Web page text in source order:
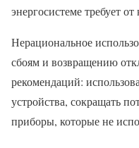
энергосистеме требует
Нерациональное
сбоям и возвращению
рекомендаций:
устройства, сокращать
приборы, которые не